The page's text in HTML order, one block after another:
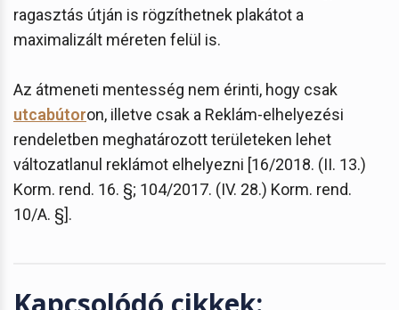
ragasztás útján is rögzíthetnek plakátot a
maximalizált méreten felül is.
Az átmeneti mentesség nem érinti, hogy csak
utcabútoron, illetve csak a Reklám-elhelyezési
rendeletben meghatározott területeken lehet
változatlanul reklámot elhelyezni [16/2018. (II. 13.)
Korm. rend. 16. §; 104/2017. (IV. 28.) Korm. rend.
10/A. §].